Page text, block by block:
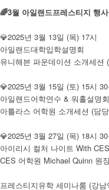
🌈3월 아일랜드프레스티지 행
💎2025년 3월 13일 (목) 17시
아일랜드대학입학설명회
유니해븐 파운데이션 소개세션
💎2025년 3월 15일 (토) 15시
아일랜드어학연수 & 워홀설명회
아틀라스 어학원 소개세션 (담
💎2025년 3월 27일 (목) 18시
아이리시 컬처 나이트 With CES
CES 어학원 Michael Quinn 원
프레스티지유학 세미나룸 (강